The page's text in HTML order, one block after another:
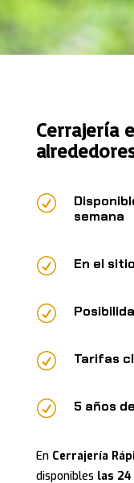
Cerrajería
R
semana
R En el
R
R Tarifas
R 5 años
En Cerrajería
disponibles las